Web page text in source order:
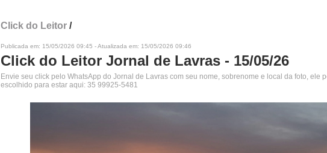
Click do Leitor /
Publicada em: 15/05/2026 09:45 - Atualizada em: 15/05/2026 09:46
Click do Leitor Jornal de Lavras - 15/05/26
Envie seu click pelo WhatsApp do Jornal de Lavras com seu nome, sobrenome e local da foto, ele
escolhido para estar aqui: 35 99925-5481